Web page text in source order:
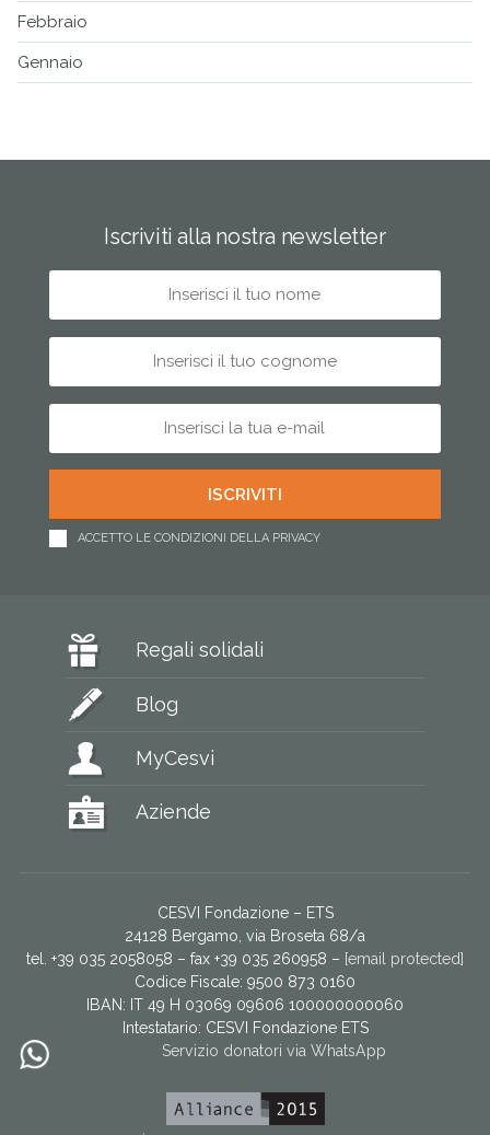
Febbraio
Gennaio
Iscriviti alla nostra newsletter
ACCETTO LE CONDIZIONI DELLA PRIVACY
Regali solidali
Blog
MyCesvi
Aziende
CESVI Fondazione – ETS
24128 Bergamo, via Broseta 68/a
tel. +39 035 2058058 – fax +39 035 260958 – [email protected]
Codice Fiscale: 9500 873 0160
IBAN: IT 49 H 03069 09606 100000000060
Intestatario: CESVI Fondazione ETS
Servizio donatori via WhatsApp